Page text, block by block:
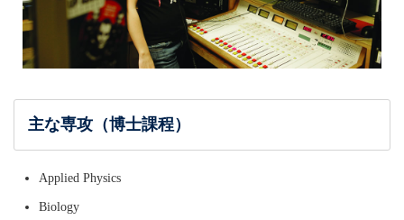
主な専攻（博士課程）
Applied Physics
Biology